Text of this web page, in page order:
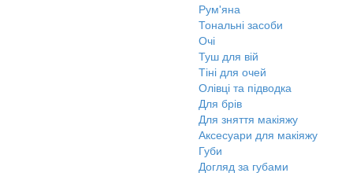
Рум'яна
Тональні засоби
Очі
Туш для вій
Тіні для очей
Олівці та підводка
Для брів
Для зняття макіяжу
Аксесуари для макіяжу
Губи
Догляд за губами